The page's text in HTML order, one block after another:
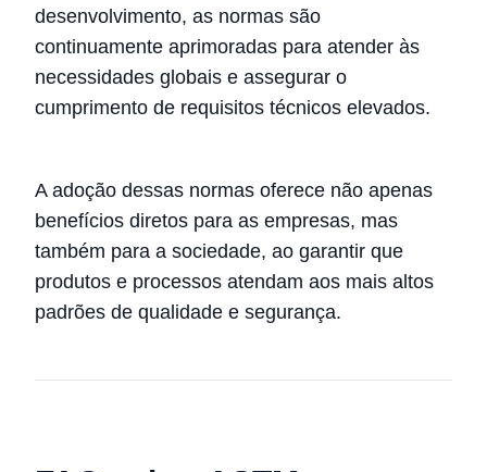
desenvolvimento, as normas são
continuamente aprimoradas para atender às
necessidades globais e assegurar o
cumprimento de requisitos técnicos elevados.
A adoção dessas normas oferece não apenas
benefícios diretos para as empresas, mas
também para a sociedade, ao garantir que
produtos e processos atendam aos mais altos
padrões de qualidade e segurança.